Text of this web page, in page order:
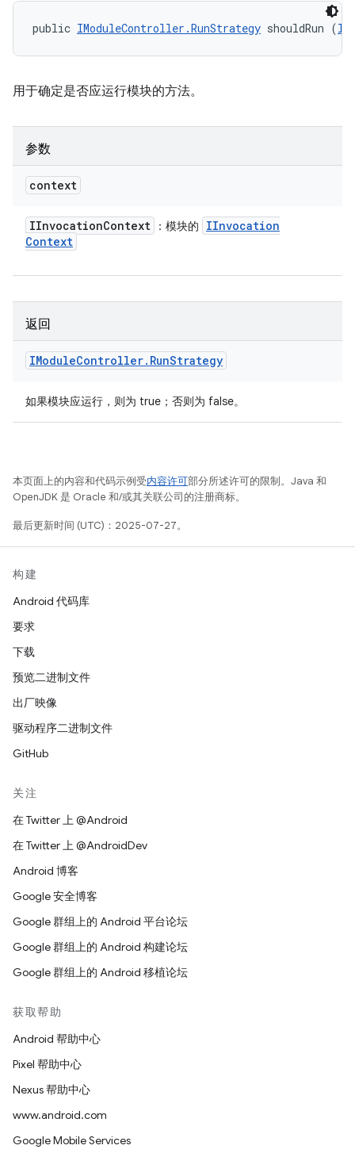
public IModuleController.RunStrategy shouldRun (
用于确定是否应运行模块的方法。
参数
context
IInvocationContext ：模块的
IInvocation
Context
返回
IModuleController. RunStrategy
如果模块应运行，则为 true；否则为 false。
本页面上的内容和代码示例受内容许可部分所述许可的限制。Java 和
OpenJDK 是 Oracle 和/或其关联公司的注册商标。
最后更新时间 (UTC)：2025-07-27。
构建
Android 代码库
要求
下载
预览二进制文件
出厂映像
驱动程序二进制文件
GitHub
关注
在 Twitter 上 @Android
在 Twitter 上 @AndroidDev
Android 博客
Google 安全博客
Google 群组上的 Android 平台论坛
Google 群组上的 Android 构建论坛
Google 群组上的 Android 移植论坛
获取帮助
Android 帮助中心
Pixel 帮助中心
Nexus 帮助中心
www.android.com
Google Mobile Services